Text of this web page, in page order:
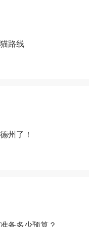
路线
州了！
备多少预算？